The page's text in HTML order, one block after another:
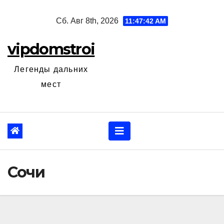
Сб. Авг 8th, 2026 11:47:43 AM
vipdomstroi
Легенды дальних
мест
Сочи